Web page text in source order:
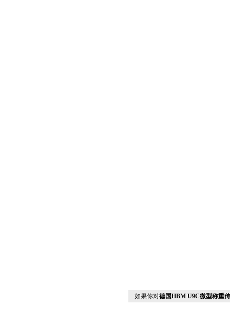
如果你对德国HBM U9C微型称重